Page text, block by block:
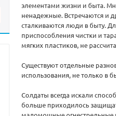
элементами жизни и быта.
ненадежные. Встречаются и
сталкиваются люди в быту.
приспособления чистки и
мягких пластиков, не
Существуют отдельные
использования, не только в
Солдаты всегда искали
больше приходилось